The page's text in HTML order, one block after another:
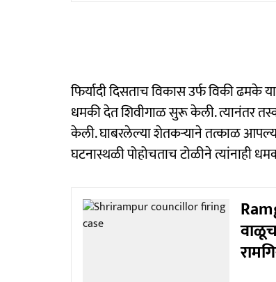
फिर्यादी दिसताच विकास उर्फ विकी
धमकी देत शिवीगाळ सुरू केली. त्यानंतर
केली. घाबरलेल्या शेतकऱ्याने तत्काळ
घटनास्थळी पोहोचताच टोळीने